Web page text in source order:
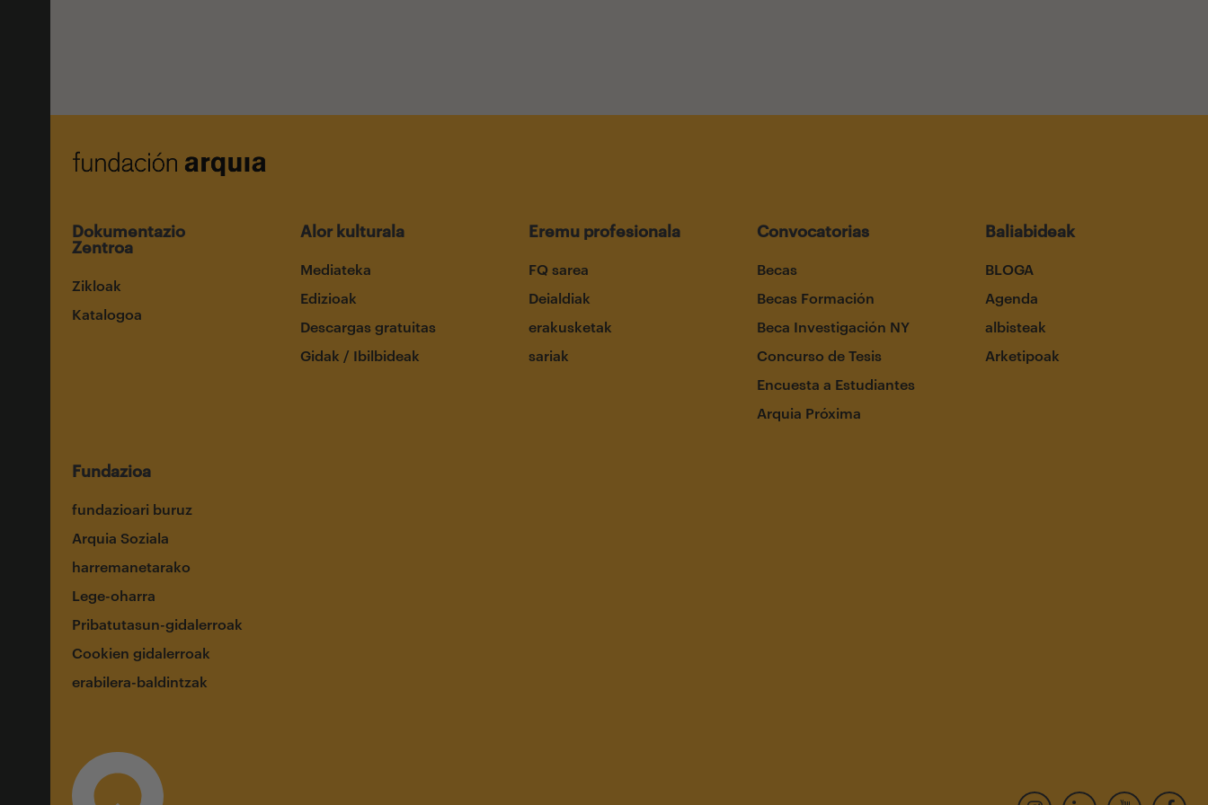
Dokumentazio
Zentroa
Zikloak
Katalogoa
Alor kulturala
Mediateka
Edizioak
Descargas gratuitas
Gidak / Ibilbideak
Eremu profesionala
FQ sarea
Deialdiak
erakusketak
sariak
Convocatorias
Becas
Becas Formación
Beca Investigación NY
Concurso de Tesis
Encuesta a Estudiantes
Arquia Próxima
Baliabideak
BLOGA
Agenda
albisteak
Arketipoak
Fundazioa
fundazioari buruz
Arquia Soziala
harremanetarako
Lege-oharra
Pribatutasun-gidalerroak
Cookien gidalerroak
erabilera-baldintzak